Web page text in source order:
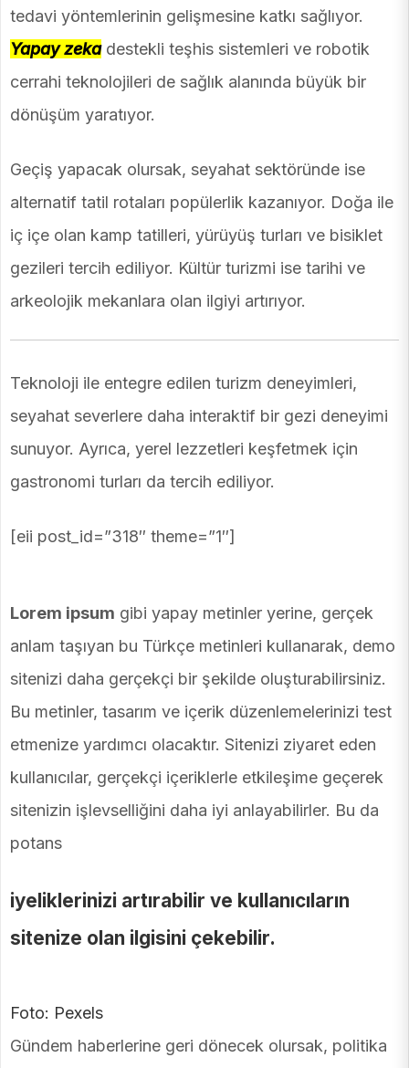
tedavi yöntemlerinin gelişmesine katkı sağlıyor.
Yapay zekadestekli teşhis sistemleri ve robotik
cerrahi teknolojileri de sağlık alanında büyük bir
dönüşüm yaratıyor.
Geçiş yapacak olursak, seyahat sektöründe ise
alternatif tatil rotaları popülerlik kazanıyor. Doğa ile
iç içe olan kamp tatilleri, yürüyüş turları ve bisiklet
gezileri tercih ediliyor. Kültür turizmi ise tarihi ve
arkeolojik mekanlara olan ilgiyi artırıyor.
Teknoloji ile entegre edilen turizm deneyimleri,
seyahat severlere daha interaktif bir gezi deneyimi
sunuyor. Ayrıca, yerel lezzetleri keşfetmek için
gastronomi turları da tercih ediliyor.
[eii post_id=”318″ theme=”1″]
Lorem ipsum gibi yapay metinler yerine, gerçek
anlam taşıyan bu Türkçe metinleri kullanarak, demo
sitenizi daha gerçekçi bir şekilde oluşturabilirsiniz.
Bu metinler, tasarım ve içerik düzenlemelerinizi test
etmenize yardımcı olacaktır. Sitenizi ziyaret eden
kullanıcılar, gerçekçi içeriklerle etkileşime geçerek
sitenizin işlevselliğini daha iyi anlayabilirler. Bu da
potans
iyeliklerinizi artırabilir ve kullanıcıların
sitenize olan ilgisini çekebilir.
Foto: Pexels
Gündem haberlerine geri dönecek olursak, politika